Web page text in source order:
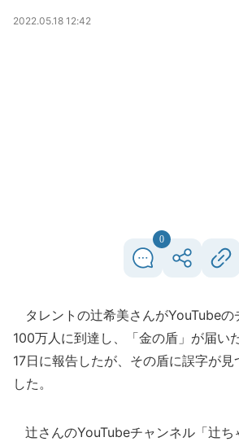
2022.05.18 12:42
0
タレントの辻希美さんがYouTubeの
100万人に到達し、「金の盾」が届い
17日に報告したが、その盾に誤字が
した。
辻さんのYouTubeチャンネル「辻